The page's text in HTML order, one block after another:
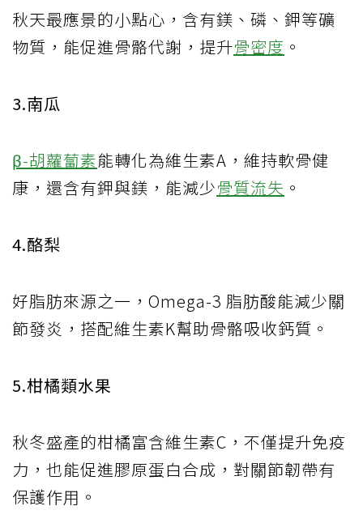
秋天最應景的小點心，含有鎂、磷、鉀等礦
物質，能促進骨骼代謝，提升骨密度 。
3.南瓜
β-胡蘿蔔素能轉化為維生素A，維持軟骨健
康，還含有鉀與鎂，能減少骨質流失 。
4.酪梨
好脂肪來源之一，Omega-3 脂肪酸能減少關
節發炎，搭配維生素K幫助骨骼吸收鈣質。
5.柑橘類水果
秋冬盛產的柑橘富含維生素C，不僅提升免疫
力，也能促進膠原蛋白合成，對關節韌帶有
保護作用。